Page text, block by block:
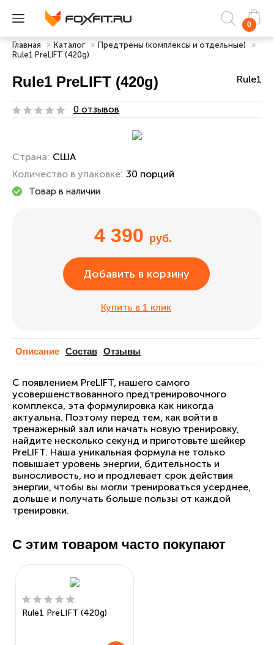
0
Главная » Каталог » Предтрены (комплексы и отдельные)
»
Rule1 PreLIFT (420g)
Rule1 PreLIFT (420g) Rule1
0 отзывов
Страна: США
Количество в упаковке: 30 порций
Товар в наличии
4 390 руб.
Добавить в корзину
Купить в 1 клик
Описание Cостав Отзывы
С появлением PreLIFT, нашего самого
усовершенствованного предтренировочного
комплекса, эта формулировка как никогда
актуальна. Поэтому перед тем, как войти в
тренажерный зал или начать новую тренировку,
найдите несколько секунд и приготовьте шейкер
PreLIFT. Наша уникальная формула не только
повышает уровень энергии, бдительность и
выносливость, но и продлевает срок действия
энергии, чтобы вы могли тренироваться усерднее,
дольше и получать больше пользы от каждой
тренировки.
С этим товаром часто покупают
Rule1 PreLIFT (420g)